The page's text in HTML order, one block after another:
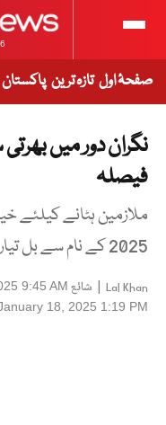
صفحۂ اول تازہ ترین پاکستان
نگران دور میں
فیصلہ
ملازمین ہٹانے کیلئے
2025 کے نام سے بل تیار
Lal Khan
| شائع 9:45 AM
18, 2025 1:19 PM